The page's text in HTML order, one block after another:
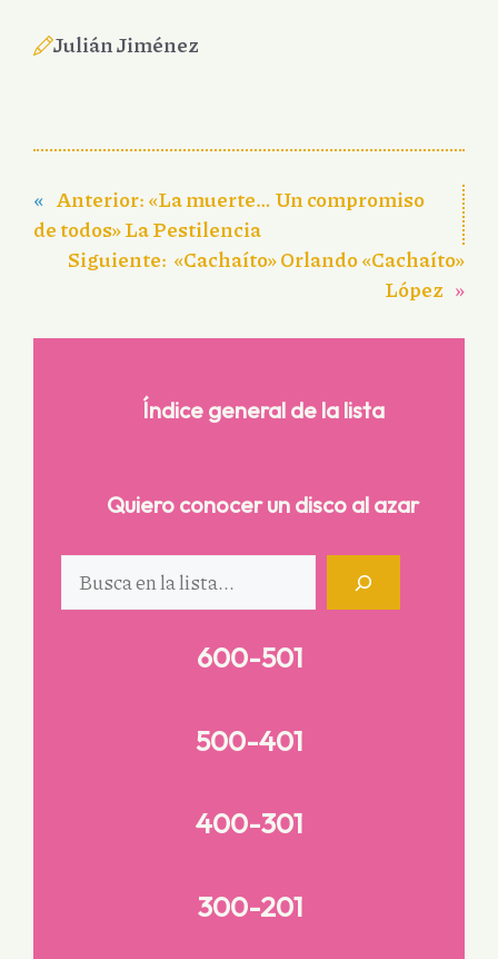
Julián Jiménez
« Anterior:«La muerte… Un compromiso
de todos» La Pestilencia
Siguiente: «Cachaíto» Orlando «Cachaíto»
López »
Índice general de la lista
Quiero conocer un disco al azar
600-501
500-401
400-301
300-201